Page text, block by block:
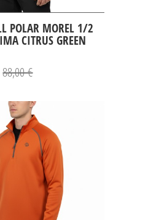
POLAR MOREL 1/2
CITRUS GREEN
88,00 €